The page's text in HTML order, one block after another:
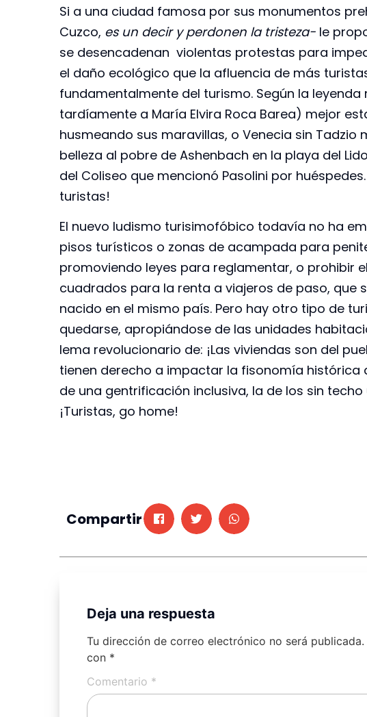
Si a una ciudad famosa por sus monumentos
Cuzco, es un decir y perdonen la tristeza- le
se desencadenan violentas protestas para
el daño ecológico que la afluencia de más
fundamentalmente del turismo. Según la
tardíamente a María Elvira Roca Barea) mejor
husmeando sus maravillas, o Venecia sin
belleza al pobre de Ashenbach en la playa del
del Coliseo que mencionó Pasolini por
turistas!
El nuevo ludismo turisimofóbico todavía no ha
pisos turísticos o zonas de acampada para
promoviendo leyes para reglamentar, o prohibir
cuadrados para la renta a viajeros de paso, que
nacido en el mismo país. Pero hay otro tipo de
quedarse, apropiándose de las unidades
lema revolucionario de: ¡Las viviendas son del
tienen derecho a impactar la fisonomía histórica
de una gentrificación inclusiva, la de los sin
¡Turistas, go home!
Compartir
Deja una respuesta
Tu dirección de correo electrónico no será publicada.
con *
Comentario *